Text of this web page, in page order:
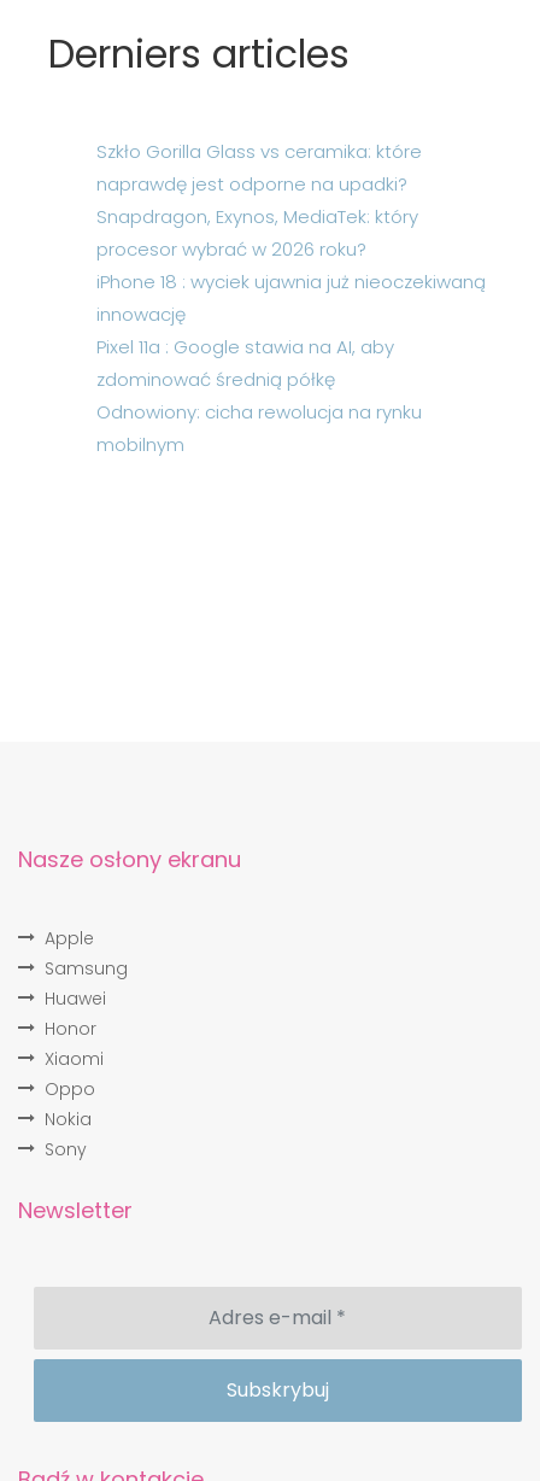
Derniers articles
Szkło Gorilla Glass vs ceramika: które
naprawdę jest odporne na upadki?
Snapdragon, Exynos, MediaTek: który
procesor wybrać w 2026 roku?
iPhone 18 : wyciek ujawnia już nieoczekiwaną
innowację
Pixel 11a : Google stawia na AI, aby
zdominować średnią półkę
Odnowiony: cicha rewolucja na rynku
mobilnym
Nasze osłony ekranu
Apple
Samsung
Huawei
Honor
Xiaomi
Oppo
Nokia
Sony
Newsletter